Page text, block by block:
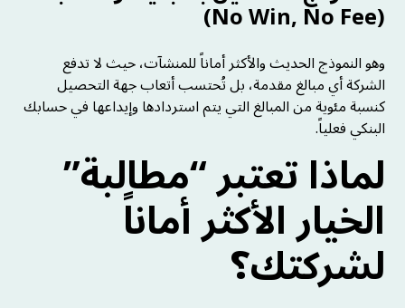
(No Win, No Fee)
وهو النموذج الحديث والأكثر أماناً للمنشآت، حيث لا تدفع
الشركة أي مبالغ مقدمة، بل تُحتسب أتعاب جهة التحصيل
كنسبة مئوية من المبالغ التي يتم استردادها وإيداعها في حسابك
البنكي فعلياً.
لماذا تعتبر “مطالبة”
الخيار الأكثر أماناً
لشركتك؟